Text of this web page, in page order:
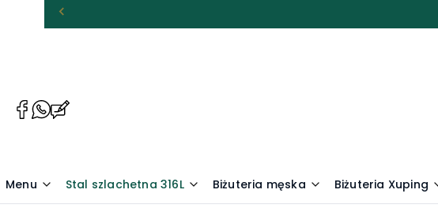
(Otwiera
karcie)
(Otwiera
karcie)
(Otwiera
karcie)
Menu Stal szlachetna 316L Biżuteria męska Biżuteria Xuping